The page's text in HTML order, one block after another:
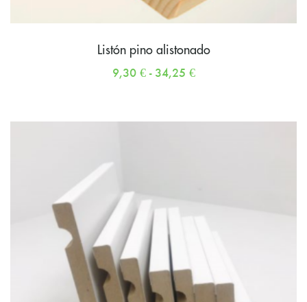
Listón pino alistonado
9,30 € - 34,25 €